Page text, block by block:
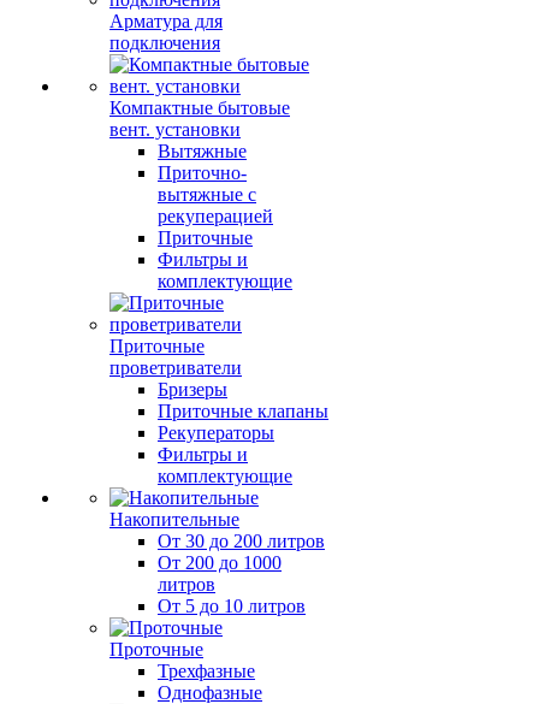
Арматура для
подключения
Компактные бытовые
вент. установки
Вытяжные
Приточно-
вытяжные с
рекуперацией
Приточные
Фильтры и
комплектующие
Приточные
проветриватели
Бризеры
Приточные клапаны
Рекуператоры
Фильтры и
комплектующие
Накопительные
От 30 до 200 литров
От 200 до 1000
литров
От 5 до 10 литров
Проточные
Трехфазные
Однофазные